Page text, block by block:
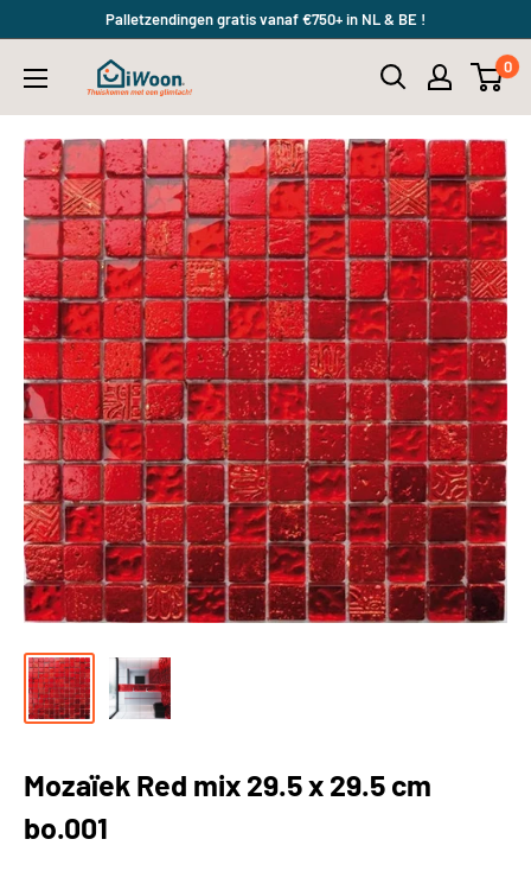
content
Palletzendingen gratis vanaf €750+ in NL & BE !
iWoon.nl 0
Mozaïek Red mix 29.5 x 29.5 cm
bo.001